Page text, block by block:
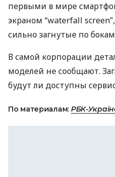
первыми в мире
экраном “waterfall
сильно загнутые по
В самой корпорации
моделей не сообщают.
будут ли доступны
По материалам: РБК-